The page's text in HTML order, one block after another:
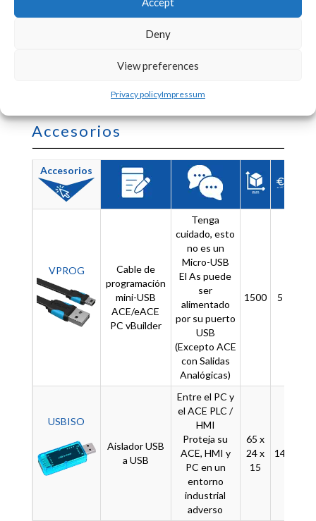
Deny
View preferences
Privacy policyImpressum
Accesorios
Accesorios
VPROG
Cable de
programación
mini-USB
ACE/eACE
PC vBuilder
Tenga
cuidado, esto
no es un
Micro-USB
El As puede
ser
alimentado
por su puerto
USB
(Excepto ACE
con Salidas
Analógicas)
1500 5
USBISO
Aislador USB
a USB
Entre el PC y
el ACE PLC /
HMI
Proteja su
ACE, HMI y
PC en un
entorno
industrial
adverso
65 x
24 x
15
14